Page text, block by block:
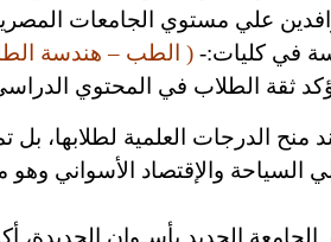
علي مستوي الجامعات
في كليات:- ( الطب – هندسة
ثقة الطلاب في المحتوي
الدرجات العلمية لطلابها، بل
السياحة والإقتصاد الأسواني
الجديد بأسـوان